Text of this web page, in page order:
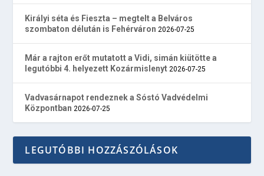
Királyi séta és Fieszta – megtelt a Belváros
szombaton délután is Fehérváron 2026-07-25
Már a rajton erőt mutatott a Vidi, simán kiütötte a
legutóbbi 4. helyezett Kozármislenyt 2026-07-25
Vadvasárnapot rendeznek a Sóstó Vadvédelmi
Központban 2026-07-25
LEGUTÓBBI HOZZÁSZÓLÁSOK